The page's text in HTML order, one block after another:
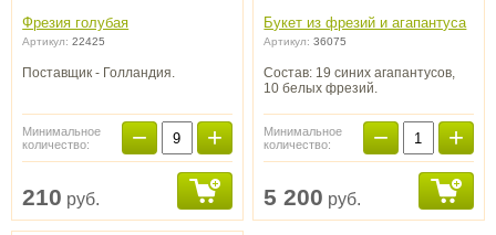
Фрезия голубая
Артикул: 22425
Поставщик - Голландия.
Минимальное
количество:
− +
210 руб.
Букет из фрезий и агапантуса
Артикул: 36075
Состав: 19 синих агапантусов,
10 белых фрезий.
Минимальное
количество:
− +
5 200 руб.